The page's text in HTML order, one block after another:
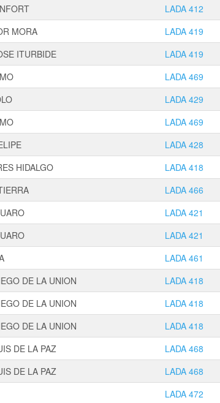
LADA 412
MORA
LADA 419
ITURBIDE
LADA 419
LADA 469
LADA 429
LADA 469
LADA 428
HIDALGO
LADA 418
LADA 466
LADA 421
LADA 421
LADA 461
DE LA UNION
LADA 418
DE LA UNION
LADA 418
DE LA UNION
LADA 418
DE LA PAZ
LADA 468
DE LA PAZ
LADA 468
LADA 472